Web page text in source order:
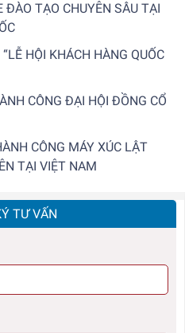
TƯ VẤN
TẠO CHUYÊN SÂU TẠI
HỘI KHÁCH HÀNG QUỐC
CÔNG ĐẠI HỘI ĐỒNG CỔ
CÔNG MÁY XÚC LẬT
TẠI VIỆT NAM